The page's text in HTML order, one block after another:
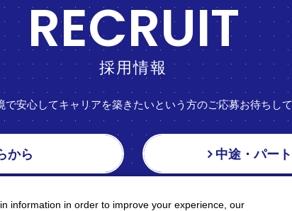
RECRUIT
採用情報
で安心してキャリアを築きたいという方のご応募お待ちして
から 中途・パー
information in order to improve your experience, our